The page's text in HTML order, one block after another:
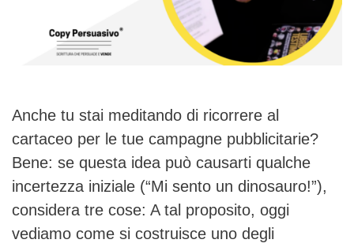
Anche tu stai meditando di ricorrere al
cartaceo per le tue campagne pubblicitarie?
Bene: se questa idea può causarti qualche
incertezza iniziale (“Mi sento un dinosauro!”),
considera tre cose: A tal proposito, oggi
vediamo come si costruisce uno degli